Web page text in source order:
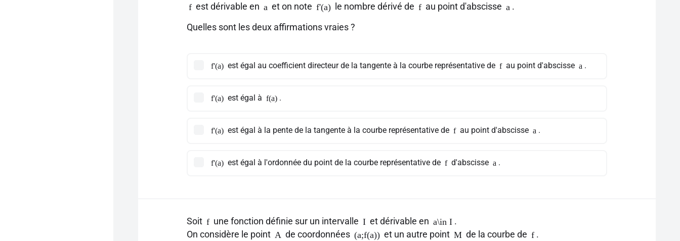
f est dérivable en a et on note f'(a) le nombre dérivé de f au point d'abscisse a .
Quelles sont les deux affirmations vraies ?
f'(a) est égal au coefficient directeur de la tangente à la courbe représentative de f au point d'abscisse a .
f'(a) est égal à f(a) .
f'(a) est égal à la pente de la tangente à la courbe représentative de f au point d'abscisse a .
f'(a) est égal à l'ordonnée du point de la courbe représentative de f d'abscisse a .
Soit f une fonction définie sur un intervalle I et dérivable en a\in I .
On considère le point A de coordonnées (a;f(a)) et un autre point M de la courbe de f .